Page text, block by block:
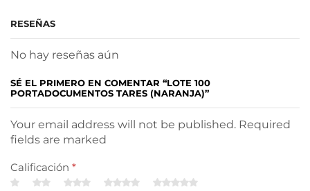
RESEÑAS
No hay reseñas aún
SÉ EL PRIMERO EN COMENTAR “LOTE 100
PORTADOCUMENTOS TARES (NARANJA)”
Your email address will not be published. Required
fields are marked
Calificación *